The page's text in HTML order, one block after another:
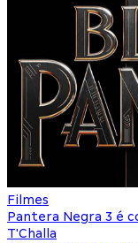
Filmes
Pantera Negra 3 é
T'Challa